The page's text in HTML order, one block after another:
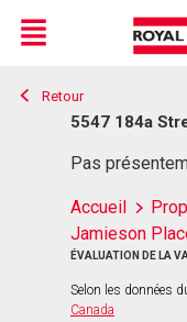
Live
En Direct
Menu
Retour
5547 184a
Pas
Accueil
Jamieson
ÉVALUATION DE LA
Selon les données
Canada